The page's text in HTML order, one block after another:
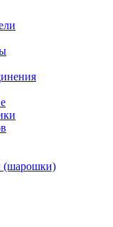
(шарошки)